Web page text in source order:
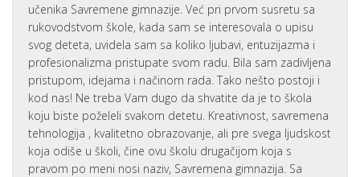
učenika Savremene gimnazije. Već pri prvom susretu sa
rukovodstvom škole, kada sam se interesovala o upisu
svog deteta, uvidela sam sa koliko ljubavi, entuzijazma i
profesionalizma pristupate svom radu. Bila sam zadivljena
pristupom, idejama i načinom rada. Tako nešto postoji i
kod nas! Ne treba Vam dugo da shvatite da je to škola
koju biste poželeli svakom detetu. Kreativnost, savremena
tehnologija , kvalitetno obrazovanje, ali pre svega ljudskost
koja odiše u školi, čine ovu školu drugačijom koja s
pravom po meni nosi naziv, Savremena gimnazija. Sa